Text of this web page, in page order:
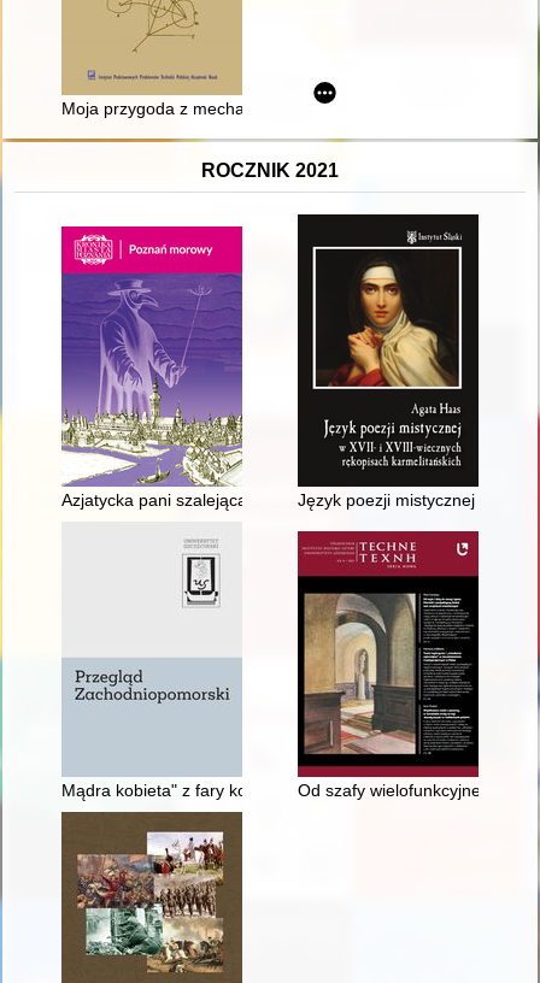
Moja przygoda z mechaniką : z Podlasia do Instytutu Polskiej
ROCZNIK 2021
Azjatycka pani szalejąca w Poznaniu" : epidemie w życiu
Język poezji mistycznej w
Mądra kobieta" z fary kołobrzeskiej : od malarskiej
Od szafy wielofunkcyjnej do